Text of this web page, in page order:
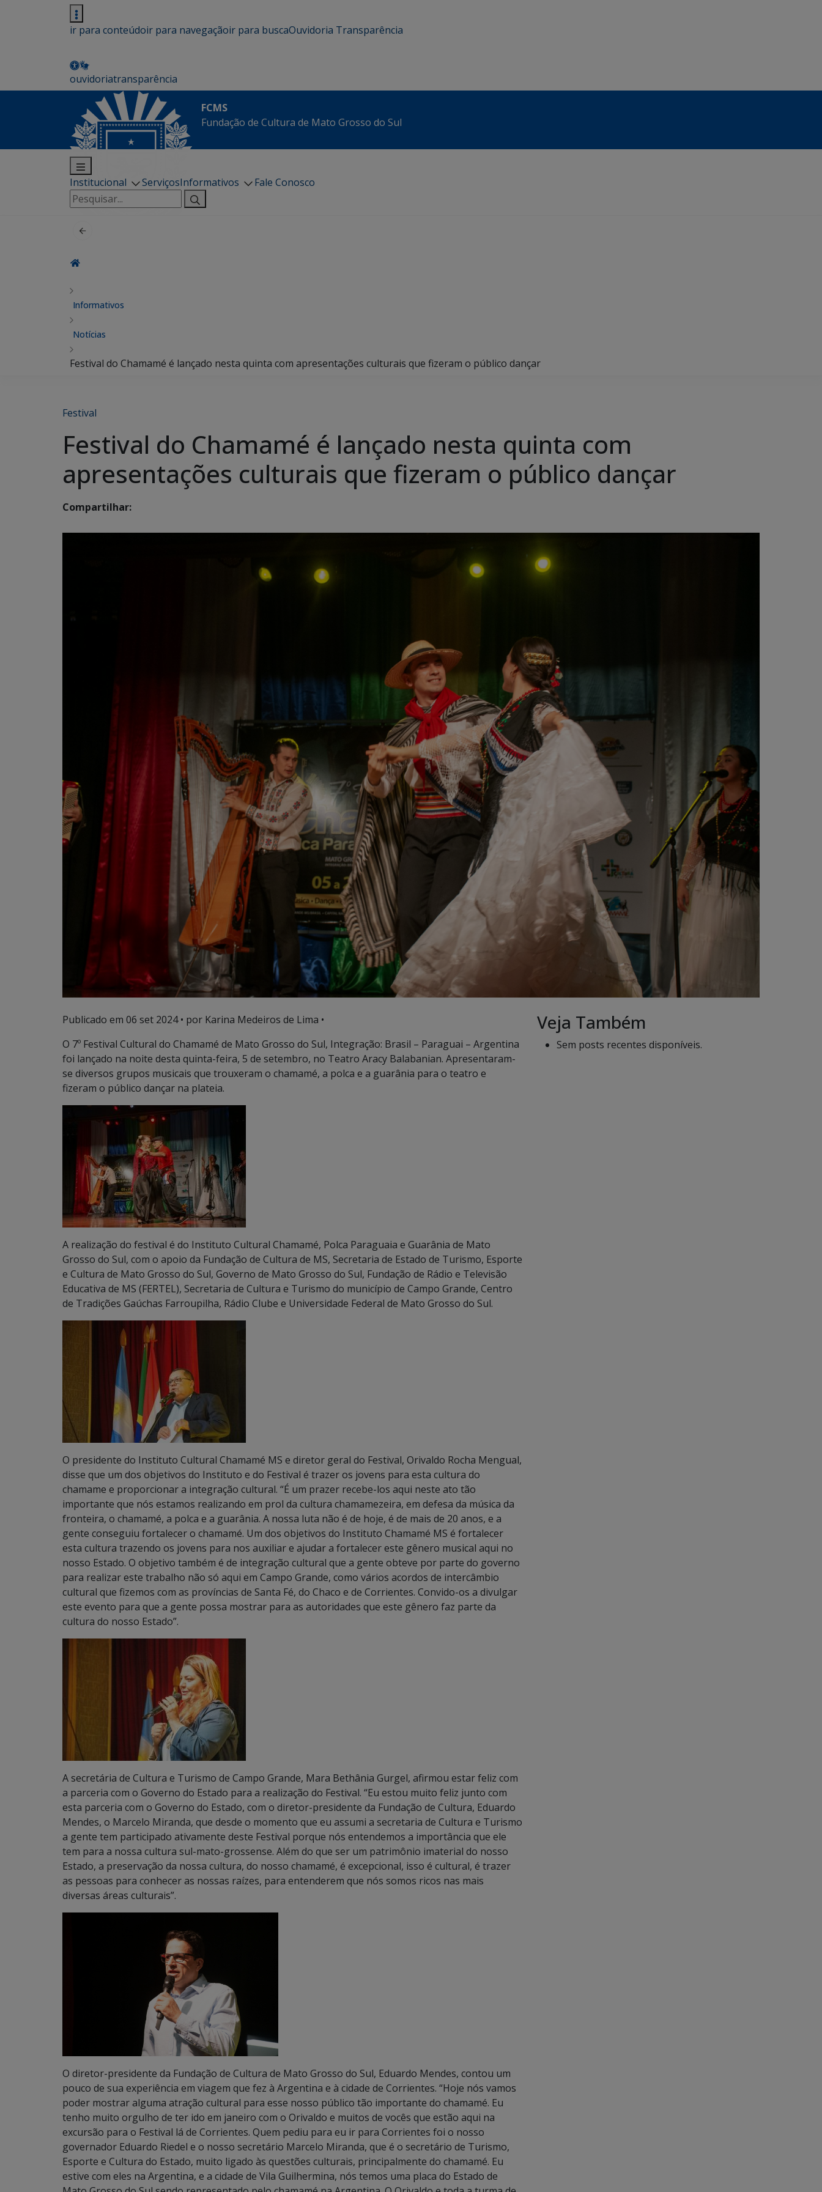
ir para conteúdoir para navegaçãoir para buscaOuvidoria Transparência
ouvidoriatransparência
FCMS
Fundação de Cultura de Mato Grosso do Sul
Institucional ServiçosInformativos
Fale Conosco
Pesquisar
por:
Informativos
Notícias
Festival do Chamamé é lançado nesta quinta com apresentações culturais que fizeram o público dançar
Festival
Festival do Chamamé é lançado nesta quinta com
apresentações culturais que fizeram o público dançar
Compartilhar:
Publicado em 06 set 2024• por Karina Medeiros de Lima •
O 7º Festival Cultural do Chamamé de Mato Grosso do Sul, Integração: Brasil – Paraguai – Argentina
foi lançado na noite desta quinta-feira, 5 de setembro, no Teatro Aracy Balabanian. Apresentaram-
se diversos grupos musicais que trouxeram o chamamé, a polca e a guarânia para o teatro e
fizeram o público dançar na plateia.
A realização do festival é do Instituto Cultural Chamamé, Polca Paraguaia e Guarânia de Mato
Grosso do Sul, com o apoio da Fundação de Cultura de MS, Secretaria de Estado de Turismo, Esporte
e Cultura de Mato Grosso do Sul, Governo de Mato Grosso do Sul, Fundação de Rádio e Televisão
Educativa de MS (FERTEL), Secretaria de Cultura e Turismo do município de Campo Grande, Centro
de Tradições Gaúchas Farroupilha, Rádio Clube e Universidade Federal de Mato Grosso do Sul.
O presidente do Instituto Cultural Chamamé MS e diretor geral do Festival, Orivaldo Rocha Mengual,
disse que um dos objetivos do Instituto e do Festival é trazer os jovens para esta cultura do
chamame e proporcionar a integração cultural. “É um prazer recebe-los aqui neste ato tão
importante que nós estamos realizando em prol da cultura chamamezeira, em defesa da música da
fronteira, o chamamé, a polca e a guarânia. A nossa luta não é de hoje, é de mais de 20 anos, e a
gente conseguiu fortalecer o chamamé. Um dos objetivos do Instituto Chamamé MS é fortalecer
esta cultura trazendo os jovens para nos auxiliar e ajudar a fortalecer este gênero musical aqui no
nosso Estado. O objetivo também é de integração cultural que a gente obteve por parte do governo
para realizar este trabalho não só aqui em Campo Grande, como vários acordos de intercâmbio
cultural que fizemos com as províncias de Santa Fé, do Chaco e de Corrientes. Convido-os a divulgar
este evento para que a gente possa mostrar para as autoridades que este gênero faz parte da
cultura do nosso Estado”.
A secretária de Cultura e Turismo de Campo Grande, Mara Bethânia Gurgel, afirmou estar feliz com
a parceria com o Governo do Estado para a realização do Festival. “Eu estou muito feliz junto com
esta parceria com o Governo do Estado, com o diretor-presidente da Fundação de Cultura, Eduardo
Mendes, o Marcelo Miranda, que desde o momento que eu assumi a secretaria de Cultura e Turismo
a gente tem participado ativamente deste Festival porque nós entendemos a importância que ele
tem para a nossa cultura sul-mato-grossense. Além do que ser um patrimônio imaterial do nosso
Estado, a preservação da nossa cultura, do nosso chamamé, é excepcional, isso é cultural, é trazer
as pessoas para conhecer as nossas raízes, para entenderem que nós somos ricos nas mais
diversas áreas culturais”.
O diretor-presidente da Fundação de Cultura de Mato Grosso do Sul, Eduardo Mendes, contou um
pouco de sua experiência em viagem que fez à Argentina e à cidade de Corrientes. “Hoje nós vamos
poder mostrar alguma atração cultural para esse nosso público tão importante do chamamé. Eu
tenho muito orgulho de ter ido em janeiro com o Orivaldo e muitos de vocês que estão aqui na
excursão para o Festival lá de Corrientes. Quem pediu para eu ir para Corrientes foi o nosso
governador Eduardo Riedel e o nosso secretário Marcelo Miranda, que é o secretário de Turismo,
Esporte e Cultura do Estado, muito ligado às questões culturais, principalmente do chamamé. Eu
estive com eles na Argentina, e a cidade de Vila Guilhermina, nós temos uma placa do Estado de
Veja Também
Sem posts recentes disponíveis.